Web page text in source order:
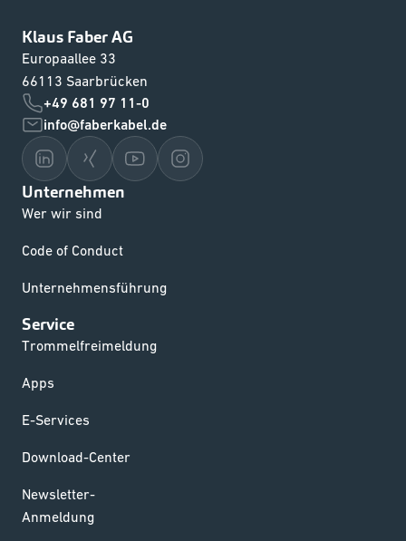
Klaus Faber AG
Europaallee 33
66113 Saarbrücken
+49 681 97 11-0
info@faberkabel.de
Unternehmen
Wer wir sind
Code of Conduct
Unternehmensführung
Service
Trommelfreimeldung
Apps
E-Services
Download-Center
Newsletter-
Anmeldung